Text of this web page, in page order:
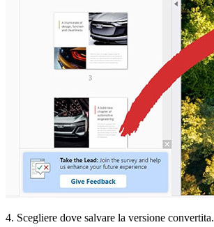
4. Scegliere dove salvare la versione convertita.